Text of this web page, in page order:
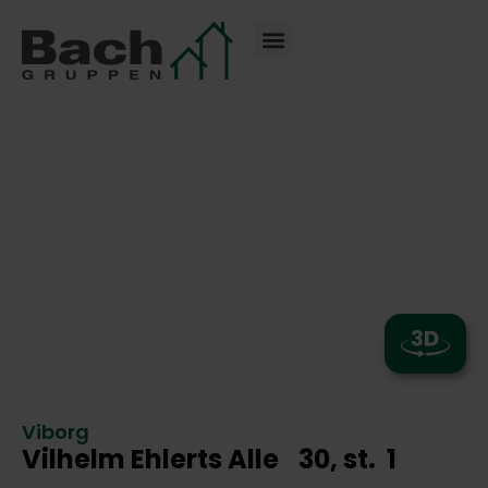
Viborg
Vilhelm Ehlerts Alle 30, st. 1